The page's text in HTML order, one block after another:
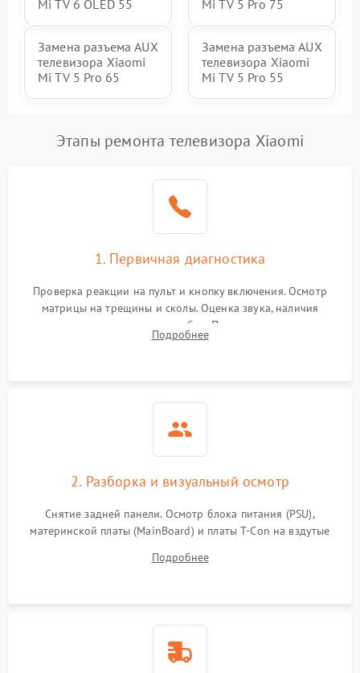
Mi TV 6 OLED 55 Mi TV 5 Pro 75
Замена разъема AUX
телевизора Xiaomi
Mi TV 5 Pro 65
Замена разъема AUX
телевизора Xiaomi
Mi TV 5 Pro 55
Этапы ремонта телевизора Xiaomi
1. Первичная диагностика
Проверка реакции на пульт и кнопку включения. Осмотр
матрицы на трещины и сколы. Оценка звука, наличия
подсветки и индикаторов ошибок. Подключение тестовых
источников сигнала для выявления симптомов поломки.
Подробнее
2. Разборка и визуальный осмотр
Снятие задней панели. Осмотр блока питания (PSU),
материнской платы (MainBoard) и платы T-Con на вздутые
Проверка надежности фиксации и целостности шлейфов.
Подробнее